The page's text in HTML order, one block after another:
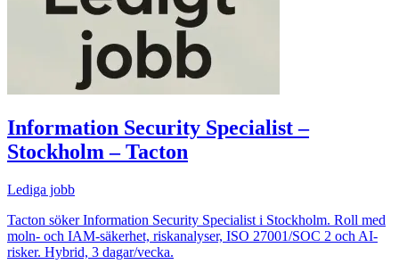
Information Security Specialist –
Stockholm – Tacton
Lediga jobb
Tacton söker Information Security Specialist i Stockholm. Roll med
moln- och IAM-säkerhet, riskanalyser, ISO 27001/SOC 2 och AI-
risker. Hybrid, 3 dagar/vecka.